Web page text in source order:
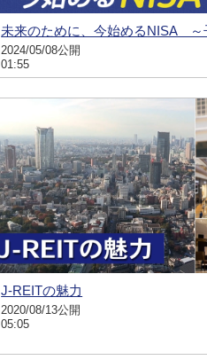
未来のために、今始めるNISA ～
2024/05/08公開
01:55
J-REITの魅力
2020/08/13公開
05:05